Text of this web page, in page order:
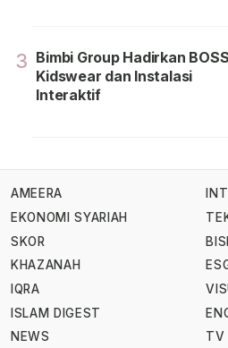
3 Bimbi Group Hadirkan BOSS
Kidswear dan Instalasi
Interaktif
AMEERA
EKONOMI SYARIAH
SKOR
KHAZANAH
IQRA
ISLAM DIGEST
NEWS
TV